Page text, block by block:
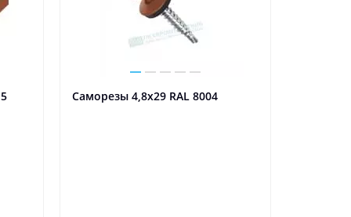
Саморезы 4,8х29 RAL 8004